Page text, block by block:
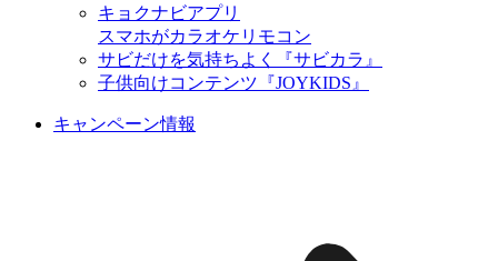
キョクナビアプリ
スマホがカラオケリモコン
サビだけを気持ちよく『サビカラ』
子供向けコンテンツ『JOYKIDS』
キャンペーン情報